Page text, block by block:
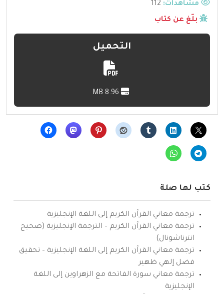
مشاهدات:
بلّغ عن كتاب
التحميل
كتب لها صلة
ترجمة معاني القرآن الكريم إلى اللغة الإنجليزية
ترجمة معاني القرآن الكريم – الترجمة الإنجليزية (صحيح
انترناشونال)
ترجمة معاني القرآن الكريم إلى اللغة الإنجليزية – تحقيق
فضل إلهي ظهير
ترجمة معاني سورة الفاتحة مع الزهراوين إلى اللغة
الإنجليزية